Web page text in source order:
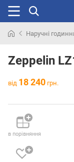
раніше
Наручні
Zeppelin
від 18 240 грн.
в порівняння